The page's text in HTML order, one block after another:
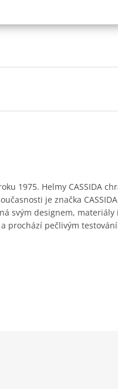
1975. Helmy CASSIDA
je značka
svým designem,
prochází pečlivým